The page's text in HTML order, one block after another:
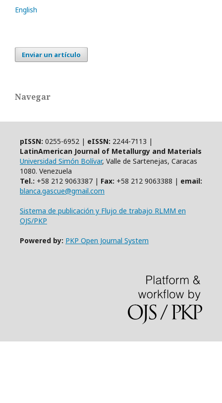
English
Enviar un artículo
Navegar
pISSN: 0255-6952 | eISSN: 2244-7113 |
LatinAmerican Journal of Metallurgy and Materials
Universidad Simón Bolívar, Valle de Sartenejas, Caracas
1080. Venezuela
Tel.: +58 212 9063387 | Fax: +58 212 9063388 | email:
blanca.gascue@gmail.com
Sistema de publicación y Flujo de trabajo RLMM en
OJS/PKP
Powered by: PKP Open Journal System